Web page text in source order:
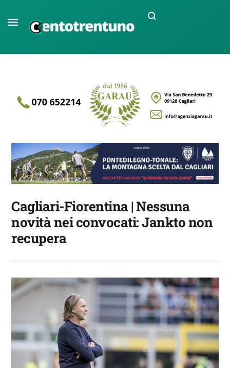
Cagliari-Fiorentina | Nessuna
novità nei convocati: Jankto non
recupera